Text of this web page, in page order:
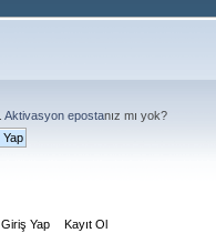
Aktivasyon epostanız mı yok?
Giriş Yap Kayıt Ol